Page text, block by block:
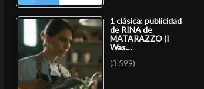
1 clásica: publicidad
de RINA de
MATARAZZO (I
Was…
(3.599)